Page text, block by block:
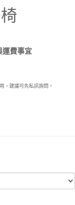
運費事宜
，建議可先私訊詢問。